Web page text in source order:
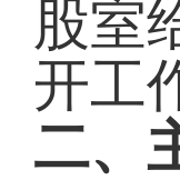
股室
开工
二、